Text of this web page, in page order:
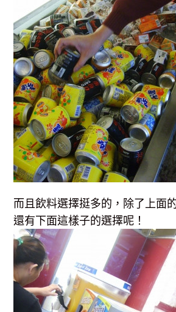
而且飲料選擇挺多的，除了上面
還有下面這樣子的選擇呢！